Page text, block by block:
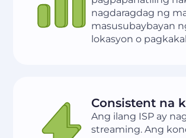
nagdaragdag ng
masusubaybayan
lokasyon o
Consistent na
Ang ilang ISP ay
streaming. Ang